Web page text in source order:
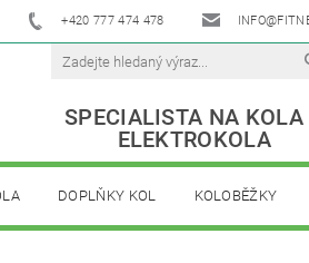
+420 777 474 478
SPECIALISTA NA KOLA
ELEKTROKOLA
DOPLŇKY KOL KOLOBĚŽKY